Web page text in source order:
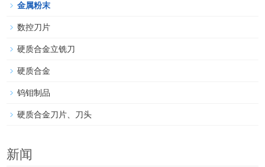
金属粉末
数控刀片
硬质合金立铣刀
硬质合金
钨钼制品
硬质合金刀片、刀头
新闻